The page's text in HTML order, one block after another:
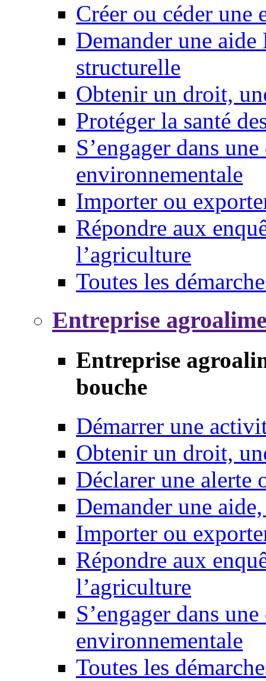
Créer ou céder une
Demander une
structurelle
Obtenir un droit,
Protéger la santé
S’engager dans
environnementale
Importer ou
Répondre aux
l’agriculture
Toutes les
Entreprise
Entreprise
bouche
Démarrer une
Obtenir un droit,
Déclarer une alerte
Demander une
Importer ou
Répondre aux
l’agriculture
S’engager dans
environnementale
Toutes les